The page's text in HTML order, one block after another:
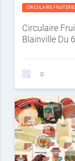
CIRCULAIRE
Circulaire
Blainville Du
0